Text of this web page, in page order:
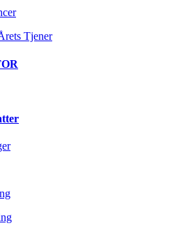
Tjener